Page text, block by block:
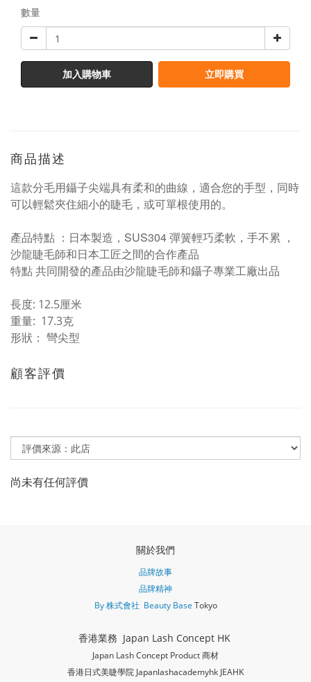
數量
加入購物車 立即購買
商品描述
這款分毛用鑷子尖端具有柔和的曲線，適合您的手型，同時
可以輕鬆夾住細小的睫毛，或可單根使用的。
產品特點 ：日本製造，SUS304 彈簧輕巧柔軟，手不累 ，
沙龍睫毛師和日本工匠之間的合作產品
特點 共同開發的產品由沙龍睫毛師和鑷子專業工廠出品
長度: 12.5厘米
重量: 17.3克
形狀： 彎尖型
顧客評價
尚未有任何評價
關於我們
品牌故事
品牌精神
By 株式會社 Beauty Base Tokyo
香港業務 Japan Lash Concept HK
Japan Lash Concept Product 商材
香港日式美睫學院 Japanlashacademyhk JEAHK